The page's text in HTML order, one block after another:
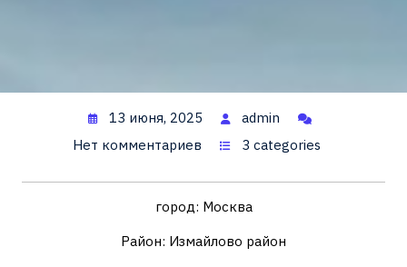
13 июня, 2025
admin
Нет комментариев
3 categories
город: Москва
Район: Измайлово район